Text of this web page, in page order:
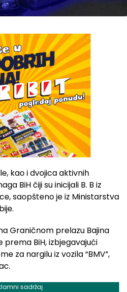
kao i dvojica aktivnih
BiH čiji su inicijali B. B iz
saopšteno je iz Ministarstva
Graničnom prelazu Bajina
prema BiH, izbjegavajući
za nargilu iz vozila “BMV”,
sadržaj